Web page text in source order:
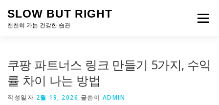
SLOW BUT RIGHT
천천히 가는 건강한 습관
메뉴
쿠팡 파트너스 링크 만들기 5가지, 수익
률 차이 나는 방법
작성일자 2월 19, 2026 글쓴이 ADMIN